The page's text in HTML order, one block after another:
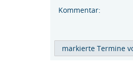
Kommentar: